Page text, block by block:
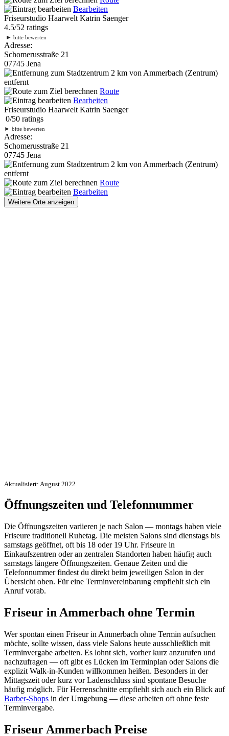
Bearbeiten
Friseurstudio Haarwelt Katrin Saenger
4.5/52 ratings
► bitte bewerten
Adresse:
Schomerusstraße 21
07745 Jena
2 km von Ammerbach (Zentrum)
entfernt
Route
Bearbeiten
Friseurstudio Haarwelt Katrin Saenger
0/50 ratings
► bitte bewerten
Adresse:
Schomerusstraße 21
07745 Jena
2 km von Ammerbach (Zentrum)
entfernt
Route
Bearbeiten
Weitere Orte anzeigen
Aktualisiert: August 2022
Öffnungszeiten und Telefonnummer
Die Öffnungszeiten variieren je nach Salon — montags haben viele
Friseure traditionell Ruhetag. Die meisten Salons sind dienstags bis
samstags geöffnet, oft bis 18 oder 19 Uhr. Friseure in
Einkaufszentren oder an zentralen Standorten haben häufig auch
samstags längere Öffnungszeiten. Genaue Zeiten und die
Telefonnummer findest du direkt beim jeweiligen Salon in der
Übersicht oben. Für eine Terminvereinbarung empfiehlt sich ein
Anruf vorab.
Friseur in Ammerbach ohne Termin
Wer spontan einen Friseur in Ammerbach ohne Termin aufsuchen
möchte, sollte wissen, dass viele Salons heute ausschließlich mit
Terminvergabe arbeiten. Es lohnt sich, vorher kurz anzurufen und
nachzufragen — oft gibt es Lücken im Terminplan oder Salons die
explizit Walk-in-Kunden willkommen heißen. Besonders in der
Mittagszeit oder kurz vor Ladenschluss sind spontane Besuche
häufig möglich. Für Herrenschnitte empfiehlt sich auch ein Blick auf
Barber-Shops in der Umgebung — diese arbeiten oft ohne feste
Terminvergabe.
Friseur Ammerbach Preise